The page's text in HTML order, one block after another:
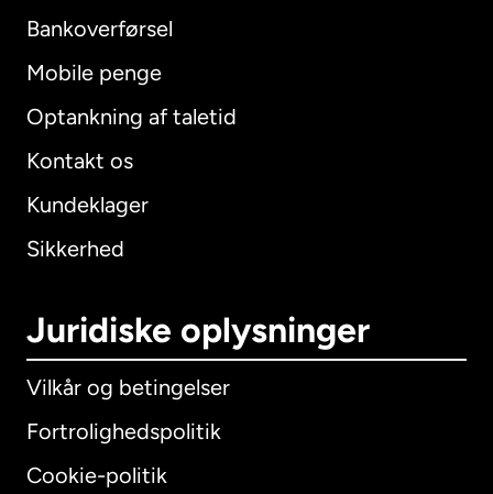
Bankoverførsel
Mobile penge
Optankning af taletid
Kontakt os
Kundeklager
Sikkerhed
Juridiske oplysninger
Vilkår og betingelser
Fortrolighedspolitik
Cookie-politik